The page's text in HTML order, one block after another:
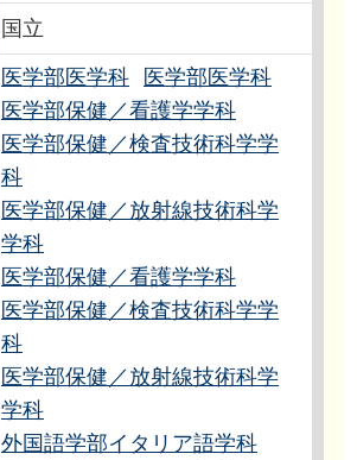
国立
医学部医学科
医学部医学科
医学部保健／看護学学科
医学部保健／検査技術科学学
科
医学部保健／放射線技術科学
学科
医学部保健／看護学学科
医学部保健／検査技術科学学
科
医学部保健／放射線技術科学
学科
外国語学部イタリア語学科